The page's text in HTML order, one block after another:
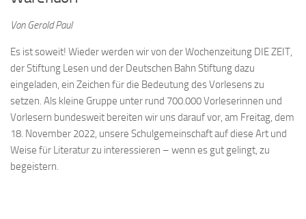
Von Gerold Paul
Es ist soweit! Wieder werden wir von der Wochenzeitung DIE ZEIT,
der Stiftung Lesen und der Deutschen Bahn Stiftung dazu
eingeladen, ein Zeichen für die Bedeutung des Vorlesens zu
setzen. Als kleine Gruppe unter rund 700.000 Vorleserinnen und
Vorlesern bundesweit bereiten wir uns darauf vor, am Freitag, dem
18. November 2022, unsere Schulgemeinschaft auf diese Art und
Weise für Literatur zu interessieren – wenn es gut gelingt, zu
begeistern.